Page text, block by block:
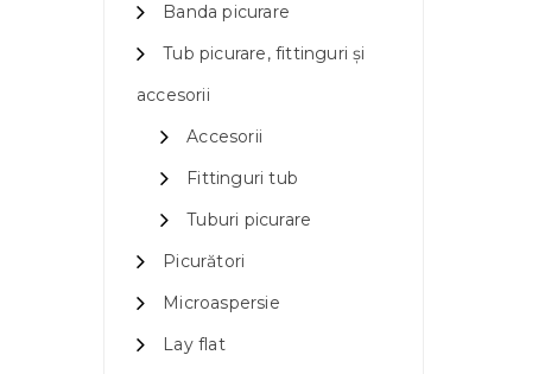
Banda picurare
Tub picurare, fittinguri și
accesorii
Accesorii
Fittinguri tub
Tuburi picurare
Picurători
Microaspersie
Lay flat